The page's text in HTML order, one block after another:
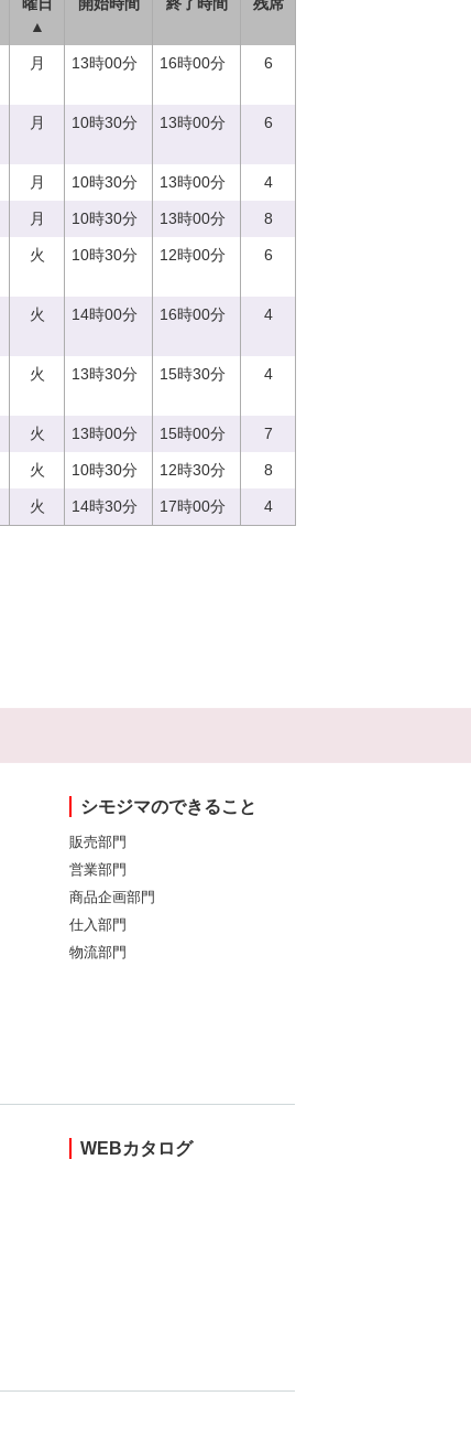
▲
月 13時00分 16時00分 6
月 10時30分 13時00分 6
月 10時30分 13時00分 4
月 10時30分 13時00分 8
火 10時30分 12時00分 6
火 14時00分 16時00分 4
火 13時30分 15時30分 4
火 13時00分 15時00分 7
火 10時30分 12時30分 8
火 14時30分 17時00分 4
シモジマのできること
販売部門
営業部門
商品企画部門
仕入部門
物流部門
WEBカタログ